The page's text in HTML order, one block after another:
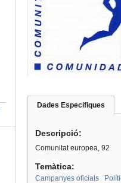
Dades Especifiques
Descripció:
Comunitat europea, 92
Temàtica:
Campanyes oficials